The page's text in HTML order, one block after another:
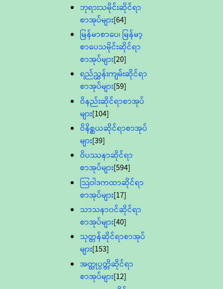
ဘုရားသမိုင်းဆိုင်ရာ
စာအုပ်များ[64]
မြန်မာစာပေ၊ မြန်မာ့
စာပေသမိုင်းဆိုင်ရာ
စာအုပ်များ[20]
ရည်ညွှန်းကျမ်းဆိုင်ရာ
စာအုပ်များ[59]
ဝိနည်းဆိုင်ရာစာအုပ်
များ[104]
ဝိနိစ္ဆယဆိုင်ရာစာအုပ်
များ[39]
ဝိပဿနာဆိုင်ရာ
စာအုပ်များ[594]
သြဝါဒကထာဆိုင်ရာ
စာအုပ်များ[17]
သာသနာ၀င်ဆိုင်ရာ
စာအုပ်များ[40]
သုတ္တန်ဆိုင်ရာစာအုပ်
များ[153]
အတ္ထုပ္ပတ္တိဆိုင်ရာ
စာအုပ်များ[12]